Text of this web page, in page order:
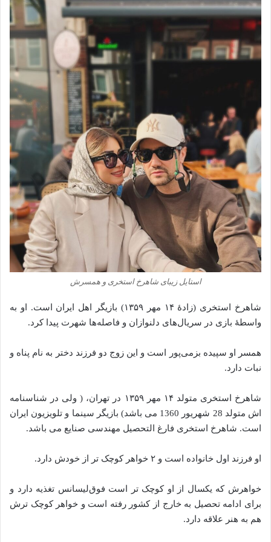
استایل زیبای شاهرخ استخری و همسرش
شاهرخ استخری (زادهٔ ۱۴ مهر ۱۳۵۹) بازیگر اهل ایران است. او به
واسطهٔ بازی در سریال‌های دلنوازان و فاصله‌ها شهرت پیدا کرد.
همسر او سپیده بزمی‌پور است و این زوج دو فرزند دختر به نام پناه و
نبات دارد.
شاهرخ استخری متولد ۱۴ مهر ۱۳۵۹ در تهران، ( ولی در شناسنامه
اش متولد 28 شهریور 1360 می باشد) بازیگر سینما و تلویزیون ایران
است. شاهرخ استخری فارغ التحصیل مهندسی صنایع می باشد.
او فرزند اول خانواده است و ۲ خواهر کوچک تر از خودش دارد.
خواهرش که یکسال از او کوچک تر است فوق‌لیسانس تغذیه دارد و
برای ادامه تحصیل به خارج از کشور رفته است و خواهر کوچک ترش
هم به هنر علاقه دارد.